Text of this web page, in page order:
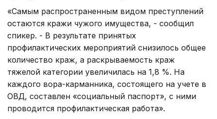
«Самым распространенным видом преступлений
остаются кражи чужого имущества, - сообщил
спикер. - В результате принятых
профилактических мероприятий снизилось общее
количество краж, а раскрываемость краж
тяжелой категории увеличилась на 1,8 %. На
каждого вора-карманника, состоящего на учете в
ОВД, составлен «социальный паспорт», с ними
проводится профилактическая работа».